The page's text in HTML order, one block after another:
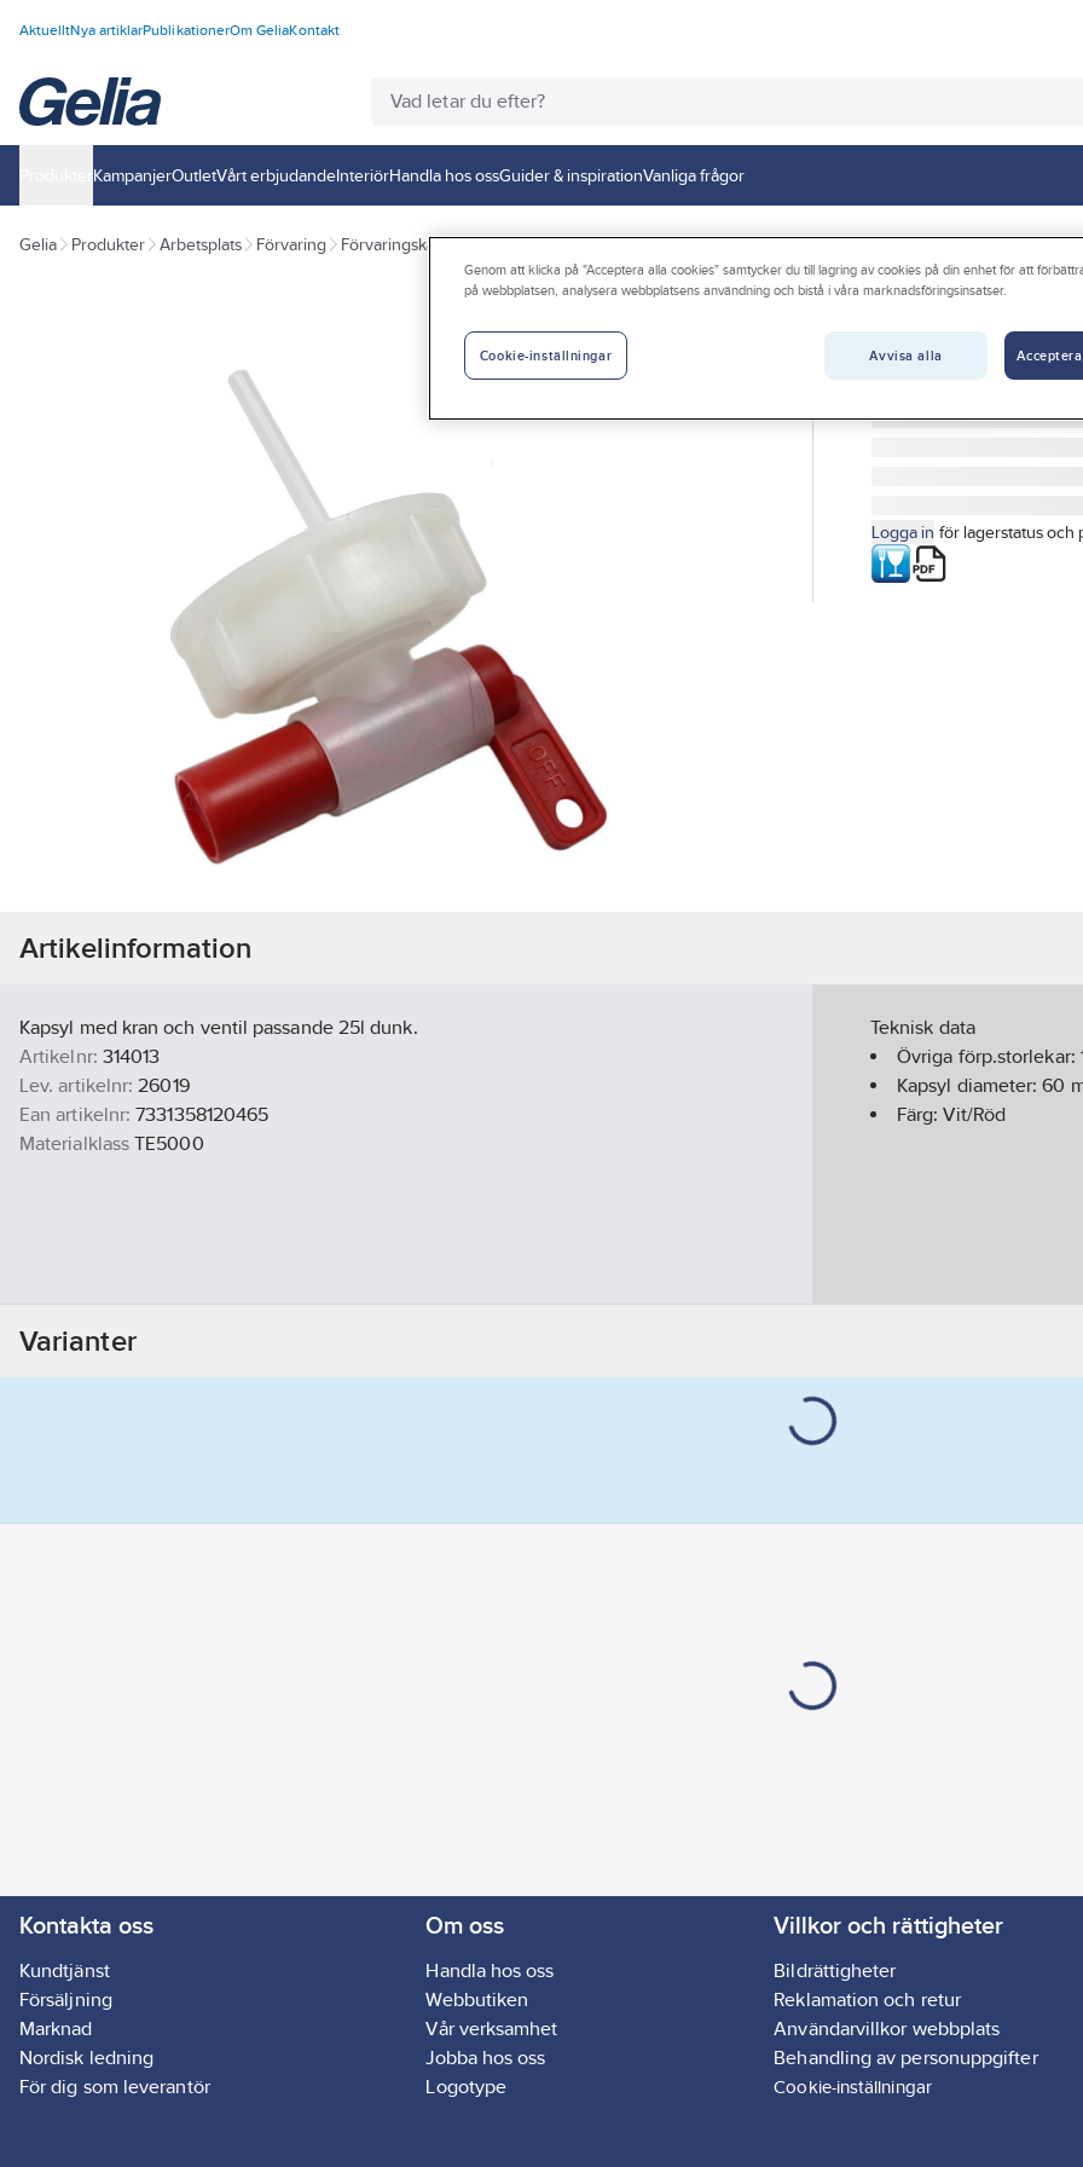
AktuelltNya artiklarPublikationerOm GeliaKontakt
KampanjerOutletVårt erbjudandeInteriörHandla hos ossGuider & inspirationVanliga frågor
Gelia Produkter Arbetsplats Förvaring Förvaringskärl Flaskor och dunkar
Kran med
KRAN MED KAPSYL
Logga in för lagerstatus och
Artikelinformation
Kapsyl med kran och ventil passande 25l dunk.
Artikelnr: 314013
Lev. artikelnr: 26019
Ean artikelnr: 7331358120465
Materialklass TE5000
Teknisk data
Övriga förp.storlekar:
Kapsyl diameter:60
Färg:Vit/Röd
Varianter
Kontakta oss
Kundtjänst
Försäljning
Marknad
Nordisk ledning
För dig som leverantör
Om oss
Handla hos oss
Webbutiken
Vår verksamhet
Jobba hos oss
Logotype
Villkor och rättigheter
Bildrättigheter
Reklamation och retur
Användarvillkor webbplats
Behandling av personuppgifter
Cookie-inställningar
Genom att klicka på "Acceptera alla cookies" samtycker du till lagring av cookies på din enhet för att
på webbplatsen, analysera webbplatsens användning och bistå i våra marknadsföringsinsatser.
Avvisa alla
Cookie-inställningar